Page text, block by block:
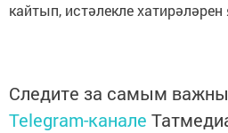
кайтып, истәлекле
Следите за самым
Telegram-канале